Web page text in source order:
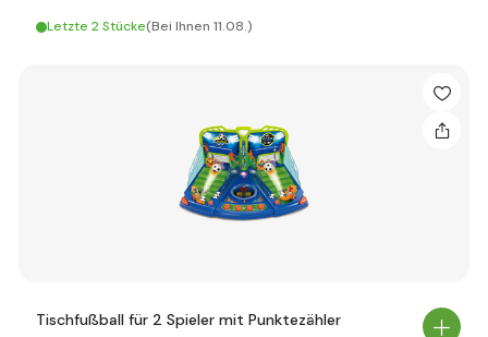
Letzte 2 Stücke(Bei Ihnen 11.08.)
Tischfußball für 2 Spieler mit Punktezähler